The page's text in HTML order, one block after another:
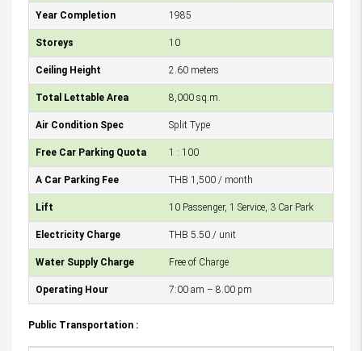
Year Completion 1985
Storeys 10
Ceiling Height 2.60 meters
Total Lettable Area 8,000 sq.m.
Air Condition Spec Split Type
Free Car Parking Quota 1 : 100
A Car Parking Fee THB 1,500 / month
Lift 10 Passenger, 1 Service, 3 Car Park
Electricity Charge THB 5.50 / unit
Water Supply Charge Free of Charge
Operating Hour 7:00 am – 8.00 pm
Public Transportation :